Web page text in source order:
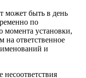
может быть в день
по
момента установки,
на ответственное
и